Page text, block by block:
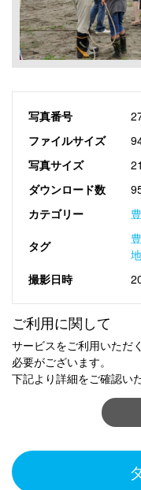
写真番号
ファイルサイズ
写真サイズ
ダウンロード数
カテゴリー
タグ
撮影日時
ご利用に関して
サービスをご利用いただ
必要がございます。
下記より詳細をご確認い